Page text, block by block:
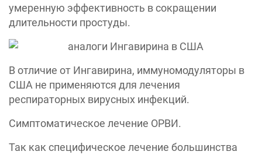
умеренную эффективность в сокращении
длительности простуды.
В отличие от Ингавирина, иммуномодуляторы в
США не применяются для лечения
респираторных вирусных инфекций.
Симптоматическое лечение ОРВИ.
Так как специфическое лечение большинства